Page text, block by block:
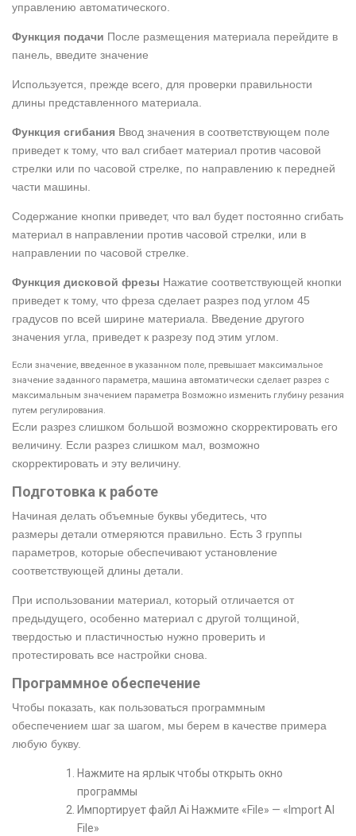
управлению автоматического.
Функция подачи После размещения материала перейдите в
панель, введите значение
Используется, прежде всего, для проверки правильности
длины представленного материала.
Функция сгибания Ввод значения в соответствующем поле
приведет к тому, что вал сгибает материал против часовой
стрелки или по часовой стрелке, по направлению к передней
части машины.
Содержание кнопки приведет, что вал будет постоянно сгибать
материал в направлении против часовой стрелки, или в
направлении по часовой стрелке.
Функция дисковой фрезы Нажатие соответствующей кнопки
приведет к тому, что фреза сделает разрез под углом 45
градусов по всей ширине материала. Введение другого
значения угла, приведет к разрезу под этим углом.
Если значение, введенное в указанном поле, превышает максимальное
значение заданного параметра, машина автоматически сделает разрез с
максимальным значением параметра Возможно изменить глубину резания
путем регулирования.
Если разрез слишком большой возможно скорректировать его
величину. Если разрез слишком мал, возможно
скорректировать и эту величину.
Подготовка к работе
Начиная делать объемные буквы убедитесь, что
размеры детали отмеряются правильно. Есть 3 группы
параметров, которые обеспечивают установление
соответствующей длины детали.
При использовании материал, который отличается от
предыдущего, особенно материал с другой толщиной,
твердостью и пластичностью нужно проверить и
протестировать все настройки снова.
Программное обеспечение
Чтобы показать, как пользоваться программным
обеспечением шаг за шагом, мы берем в качестве примера
любую букву.
Нажмите на ярлык чтобы открыть окно
программы
Импортирует файл Ai Нажмите «File» — «Import AI
File»